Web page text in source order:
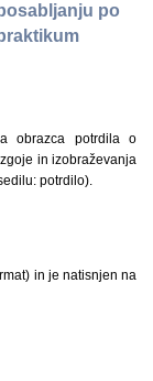
po
obrazca potrdila o
in izobraževanja
potrdilo).
in je natisnjen na